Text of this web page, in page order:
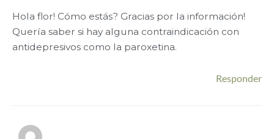
Hola flor! Cómo estás? Gracias por la información!
Quería saber si hay alguna contraindicación con
antidepresivos como la paroxetina.
Responder